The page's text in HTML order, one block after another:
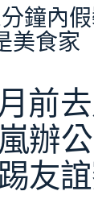
鐘內
美食家
前
辦
友